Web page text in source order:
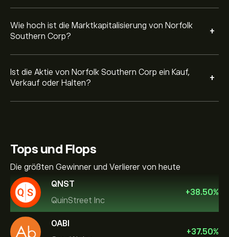
Wie hoch ist die Marktkapitalisierung von Norfolk
Southern Corp?
+
Ist die Aktie von Norfolk Southern Corp ein Kauf,
Verkauf oder Halten?
+
Tops und Flops
Die größten Gewinner und Verlierer von heute
QNST
QuinStreet Inc
+38.50%
OABI
+37.50%